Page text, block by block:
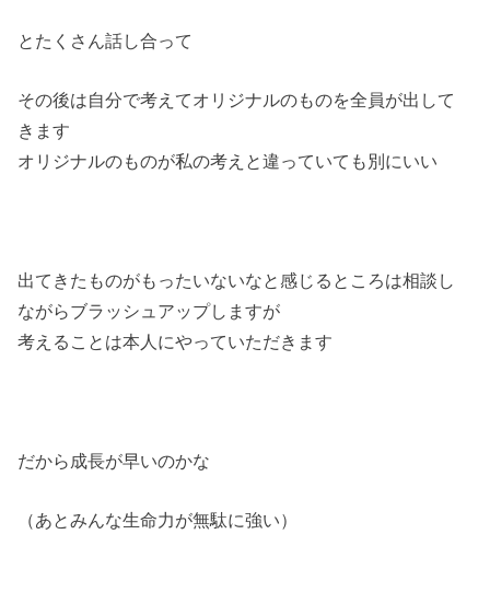
とたくさん話し合って
その後は自分で考えてオリジナルのものを全員が出して
きます
オリジナルのものが私の考えと違っていても別にいい
出てきたものがもったいないなと感じるところは相談し
ながらブラッシュアップしますが
考えることは本人にやっていただきます
だから成長が早いのかな
（あとみんな生命力が無駄に強い）